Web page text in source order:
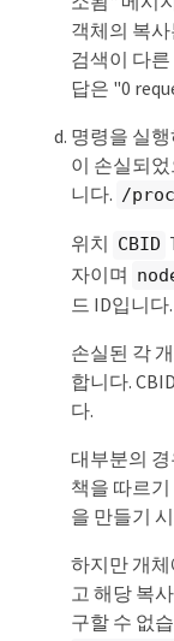
객체의 복
검색이 다
답은 "0
명령을 실
이 손실되
니다. /
위치 CBID
자이며
드 ID입니다.
손실된 각
합니다.
다.
대부분의 경
책을 따르
을 만들기
하지만 개
고 해당 복
구할 수 없